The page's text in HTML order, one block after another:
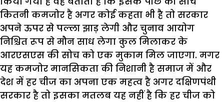
कितनी कमजोर है अगर कोई कहता भी है तो सरकार
अपने ऊपर से पल्ला झाड़ लेगी और चुनाव आयोग
निश्चित रूप से मौन साध लेगा कुल मिलाकर के
आरएसएस की सोच को एक मुकाम मिल जाएगा. मगर
यह कमजोर मानसिकता की निशानी है समाज में और
देश में हर चीज का अपना एक महत्व है अगर दक्षिणपंथी
सरकार है तो इसका मतलब यह नहीं है कि हर चीज को